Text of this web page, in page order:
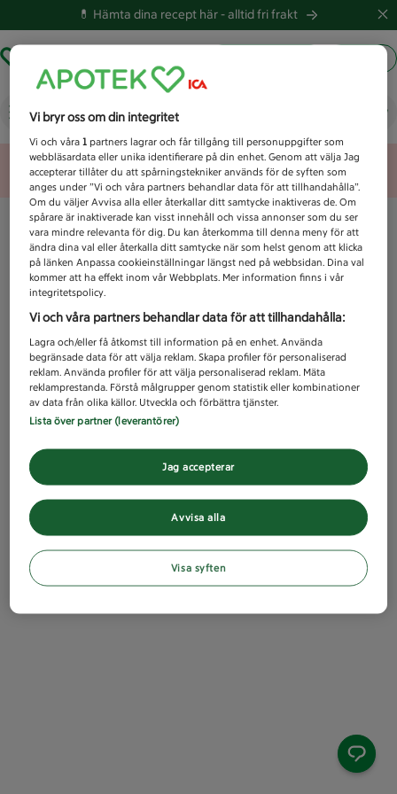
💊 Hämta dina recept här -alltid fri frakt
Vad letar du efter idag?
Unknown error
Vi bryr oss om din integritet
Vi och våra1 partners lagrar och får tillgång till personuppgifter som
webbläsardata eller unika identifierare på din enhet. Genom att välja Jag
accepterar tillåter du att spårningstekniker används för de syften som
anges under ”Vi och våra partners behandlar data för att tillhandahålla”.
Om du väljer Avvisa alla eller återkallar ditt samtycke inaktiveras de. Om
spårare är inaktiverade kan visst innehåll och vissa annonser som du ser
vara mindre relevanta för dig. Du kan återkomma till denna meny för att
ändra dina val eller återkalla ditt samtycke när som helst genom att klicka
på länken Anpassa cookieinställningar längst ned på webbsidan. Dina val
kommer att ha effekt inom vår Webbplats. Mer information finns i vår
integritetspolicy.
Vi och våra partners behandlar data för att tillhandahålla:
Lagra och/eller få åtkomst till information på en enhet. Använda
begränsade data för att välja reklam. Skapa profiler för personaliserad
reklam. Använda profiler för att välja personaliserad reklam. Mäta
reklamprestanda. Förstå målgrupper genom statistik eller kombinationer
av data från olika källor. Utveckla och förbättra tjänster.
Lista över partner (leverantörer)
Avvisa alla
Jag accepterar
Visa syften